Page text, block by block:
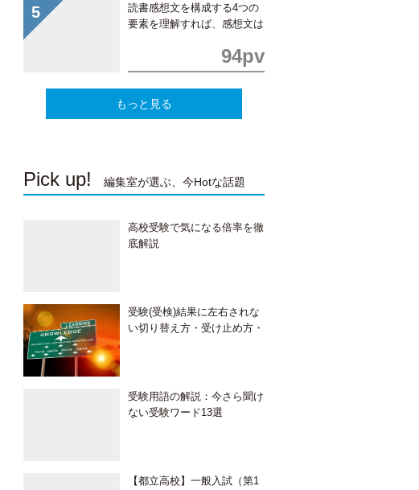
読書感想文を構成する4つの
要素を理解すれば、感想文は
94pv
もっと見る
Pick up! 編集室が選ぶ、今Hotな話題
高校受験で気になる倍率を徹
底解説
受験(受検)結果に左右されな
い切り替え方・受け止め方・
受験用語の解説：今さら聞け
ない受験ワード13選
【都立高校】一般入試（第1